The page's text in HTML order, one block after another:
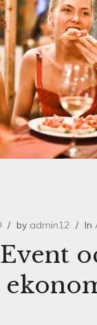
by admin12 In
Event